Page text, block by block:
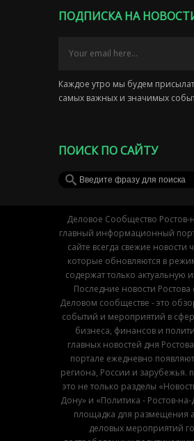
ПОДПИСКА НА
Каждое утро мы будем
самых важных и значимых
ПОИСК ПО САЙТУ
Деловое Сообщество Ростов-
главный информационный
сайте всегда свежие новости
которые обновляются в
содержат только
Последние новости Ростова
Деловом сообществе - это
событий и мероприятий в
бизнеса, финансов и
главных новостей дня
портале ежедневно
региона, России и зарубежья.
это не только разделы
Дону» и «Политика - Ростов-на-
площадка для размещения
деловых мероприятий